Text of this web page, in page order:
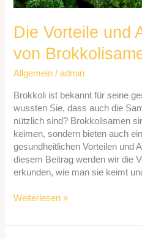
Die Vorteile und
von
Allgemein /admin
Brokkoli ist bekannt für seine
wussten Sie, dass auch die
nützlich sind? Brokkolisamen
keimen, sondern bieten auch
gesundheitlichen Vorteilen und
diesem Beitrag werden wir die
erkunden, wie man sie keimt
Weiterlesen »